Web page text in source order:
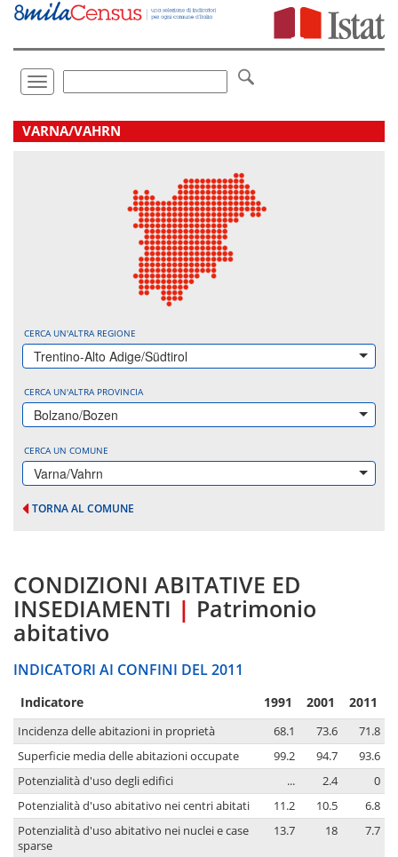
Vai
direttamente
Toggle
navigation
.
VARNA/VAHRN
CERCA UN'ALTRA REGIONE
Trentino-Alto Adige/Südtirol
CERCA UN'ALTRA PROVINCIA
Bolzano/Bozen
CERCA UN COMUNE
Varna/Vahrn
TORNA AL COMUNE
CONDIZIONI ABITATIVE ED
INSEDIAMENTI | Patrimonio
abitativo
INDICATORI AI CONFINI DEL 2011
Indicatore 1991 2001 2011
Incidenza delle abitazioni in proprietà 68.1 73.6
71.8
Superficie media delle abitazioni occupate
99.2 94.7
93.6
Potenzialità d'uso degli edifici
... 2.4
0
Potenzialità d'uso abitativo nei centri abitati
11.2 10.5
6.8
Potenzialità d'uso abitativo nei nuclei e case
sparse
13.7 18 7.7